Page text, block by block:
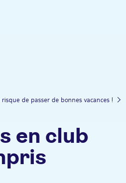
risque de passer de bonnes vacances !
en club